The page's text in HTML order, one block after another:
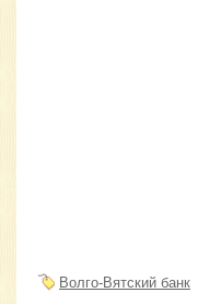
Волго-Вятский банк